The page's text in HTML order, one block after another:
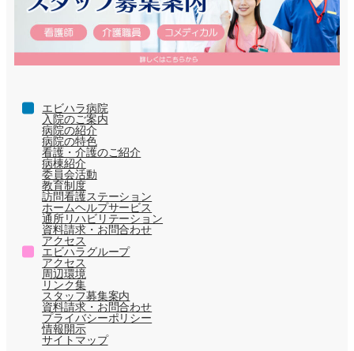
エビハラ病院
入院のご案内
病院の紹介
病院の特色
看護・介護のご紹介
病棟紹介
委員会活動
教育制度
訪問看護ステーション
ホームヘルプサービス
通所リハビリテーション
資料請求・お問合わせ
アクセス
エビハラグループ
アクセス
周辺環境
リンク集
スタッフ募集案内
資料請求・お問合わせ
プライバシーポリシー
情報開示
サイトマップ